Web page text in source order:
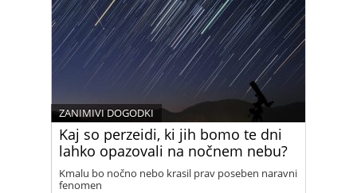
Kaj so perzeidi, ki jih bomo te dni
lahko opazovali na nočnem nebu?
ZANIMIVI DOGODKI
Kmalu bo nočno nebo krasil prav poseben naravni
fenomen